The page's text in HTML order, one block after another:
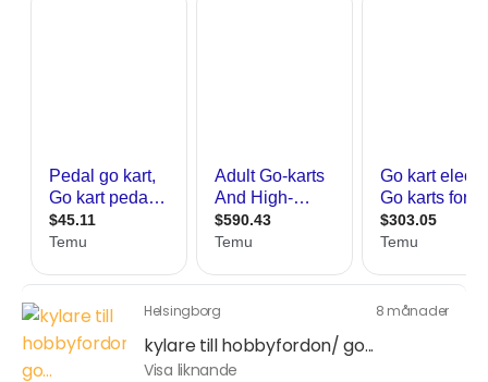
Helsingborg 8 månader
kylare till hobbyfordon/ go...
Visa liknande